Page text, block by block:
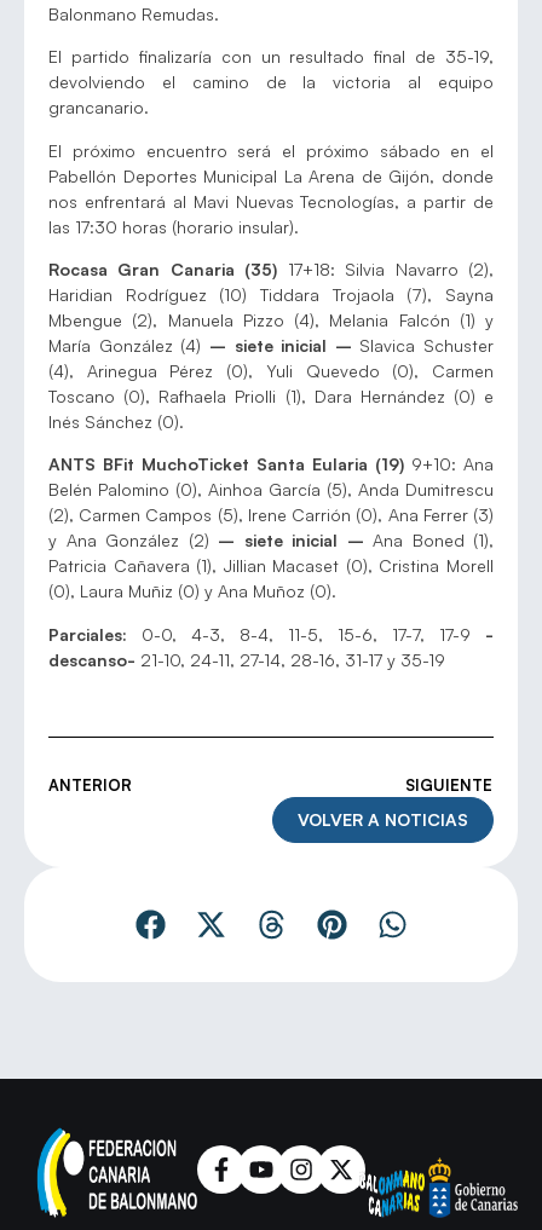
Balonmano Remudas.
El partido finalizaría con un resultado final de 35-19,
devolviendo el camino de la victoria al equipo
grancanario.
El próximo encuentro será el próximo sábado en el
Pabellón Deportes Municipal La Arena de Gijón, donde
nos enfrentará al Mavi Nuevas Tecnologías, a partir de
las 17:30 horas (horario insular).
Rocasa Gran Canaria (35) 17+18: Silvia Navarro (2),
Haridian Rodríguez (10) Tiddara Trojaola (7), Sayna
Mbengue (2), Manuela Pizzo (4), Melania Falcón (1) y
María González (4) – siete inicial – Slavica Schuster
(4), Arinegua Pérez (0), Yuli Quevedo (0), Carmen
Toscano (0), Rafhaela Priolli (1), Dara Hernández (0) e
Inés Sánchez (0).
ANTS BFit MuchoTicket Santa Eularia (19) 9+10: Ana
Belén Palomino (0), Ainhoa García (5), Anda Dumitrescu
(2), Carmen Campos (5), Irene Carrión (0), Ana Ferrer (3)
y Ana González (2) – siete inicial – Ana Boned (1),
Patricia Cañavera (1), Jillian Macaset (0), Cristina Morell
(0), Laura Muñiz (0) y Ana Muñoz (0).
Parciales: 0-0, 4-3, 8-4, 11-5, 15-6, 17-7, 17-9 -
descanso- 21-10, 24-11, 27-14, 28-16, 31-17 y 35-19
ANTERIOR SIGUIENTE
VOLVER A NOTICIAS